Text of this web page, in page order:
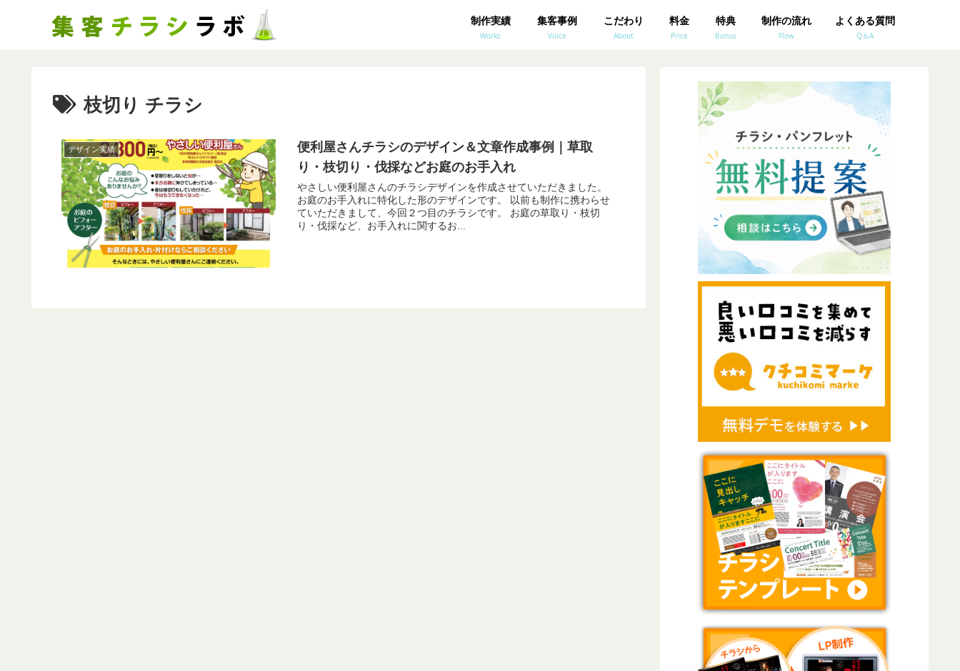
制作実績
Works
集客事例
Voice
こだわり
About
料金
Price
特典
Bonus
制作の流れ
Flow
よくある質問
Q＆A
枝切り チラシ
デザイン実績
便利屋さんチラシのデザイン＆文章作成事例｜草取
り・枝切り・伐採などお庭のお手入れ
やさしい便利屋さんのチラシデザインを作成させていただきました。
お庭のお手入れに特化した形のデザインです。 以前も制作に携わらせ
ていただきまして、今回２つ目のチラシです。 お庭の草取り・枝切
り・伐採など、お手入れに関するお...